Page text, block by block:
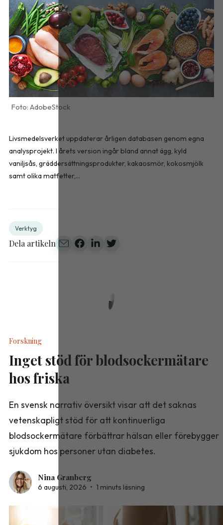
AdobeStock
Livsmedelsverket uppdaterar årligen databasen genom egna
analysprojekt. I årets version ingår bland annat ägg, kyld
vaniljsås, gräddersättningsprodukter, kakaosmör, kokosmjölk
samt olika matfetter,...
Verktyg
Dela artikeln
Forskning
Inget stöd för blodsockermätare
hos friska
En svensk narrativ översikt visar att det saknas
vetenskapligt stöd för att kontinuerliga
blodsockermätare förbättrar hälsan eller förebygger
sjukdom hos personer utan diabetes.
Nina Granberg
6 augusti, 2026 • 1 minuts läsning